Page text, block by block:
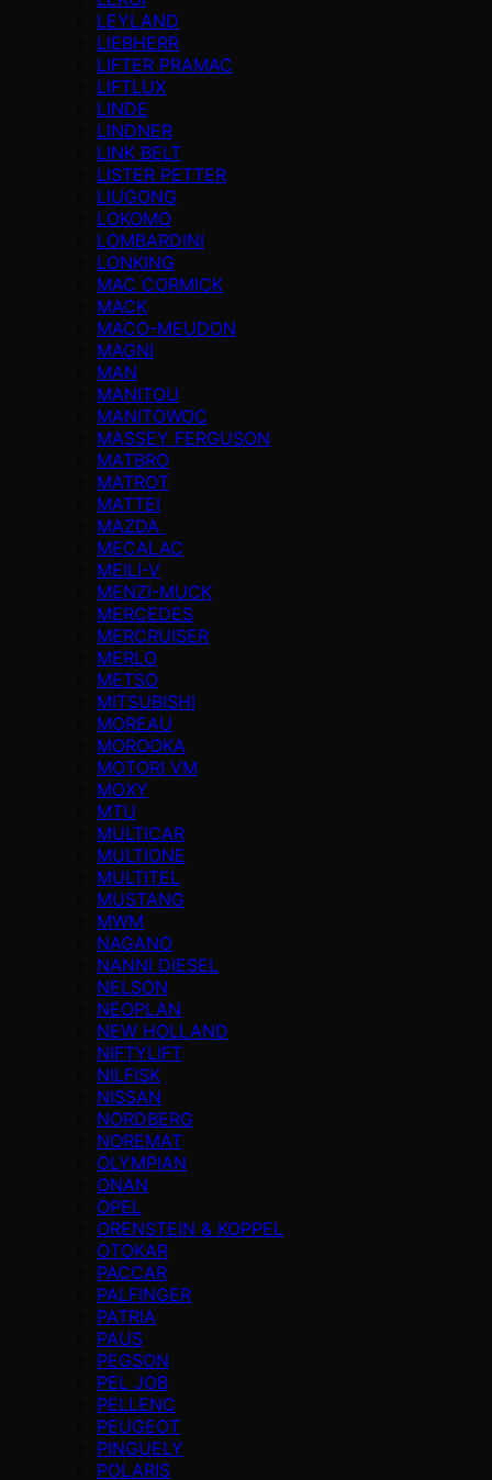
LEYLAND
LIEBHERR
LIFTER PRAMAC
LIFTLUX
LINDE
LINDNER
LINK BELT
LISTER PETTER
LIUGONG
LOKOMO
LOMBARDINI
LONKING
MAC CORMICK
MACK
MACO-MEUDON
MAGNI
MAN
MANITOU
MANITOWOC
MASSEY FERGUSON
MATBRO
MATROT
MATTEI
MAZDA
MECALAC
MEILI-V
MENZI-MUCK
MERCEDES
MERCRUISER
MERLO
METSO
MITSUBISHI
MOREAU
MOROOKA
MOTORI VM
MOXY
MTU
MULTICAR
MULTIONE
MULTITEL
MUSTANG
MWM
NAGANO
NANNI DIESEL
NELSON
NEOPLAN
NEW HOLLAND
NIFTYLIFT
NILFISK
NISSAN
NORDBERG
NOREMAT
OLYMPIAN
ONAN
OPEL
ORENSTEIN & KOPPEL
OTOKAR
PACCAR
PALFINGER
PATRIA
PAUS
PEGSON
PEL JOB
PELLENC
PEUGEOT
PINGUELY
POLARIS